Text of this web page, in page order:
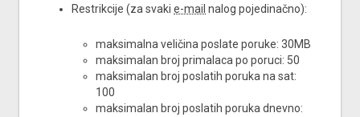
Restrikcije (za svaki e-mail nalog pojedinačno):
maksimalna veličina poslate poruke: 30MB
maksimalan broj primalaca po poruci: 50
maksimalan broj poslatih poruka na sat:
100
maksimalan broj poslatih poruka dnevno: